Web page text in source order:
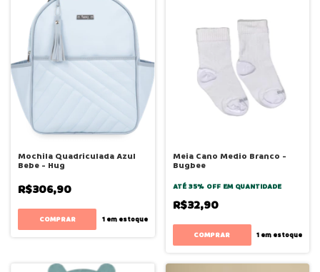
Mochila Quadriculada Azul
Bebe - Hug
R$306,90
1em estoque
Meia Cano Medio Branco -
Bugbee
ATÉ 35% OFF EM QUANTIDADE
R$32,90
COMPRAR 1 em estoque